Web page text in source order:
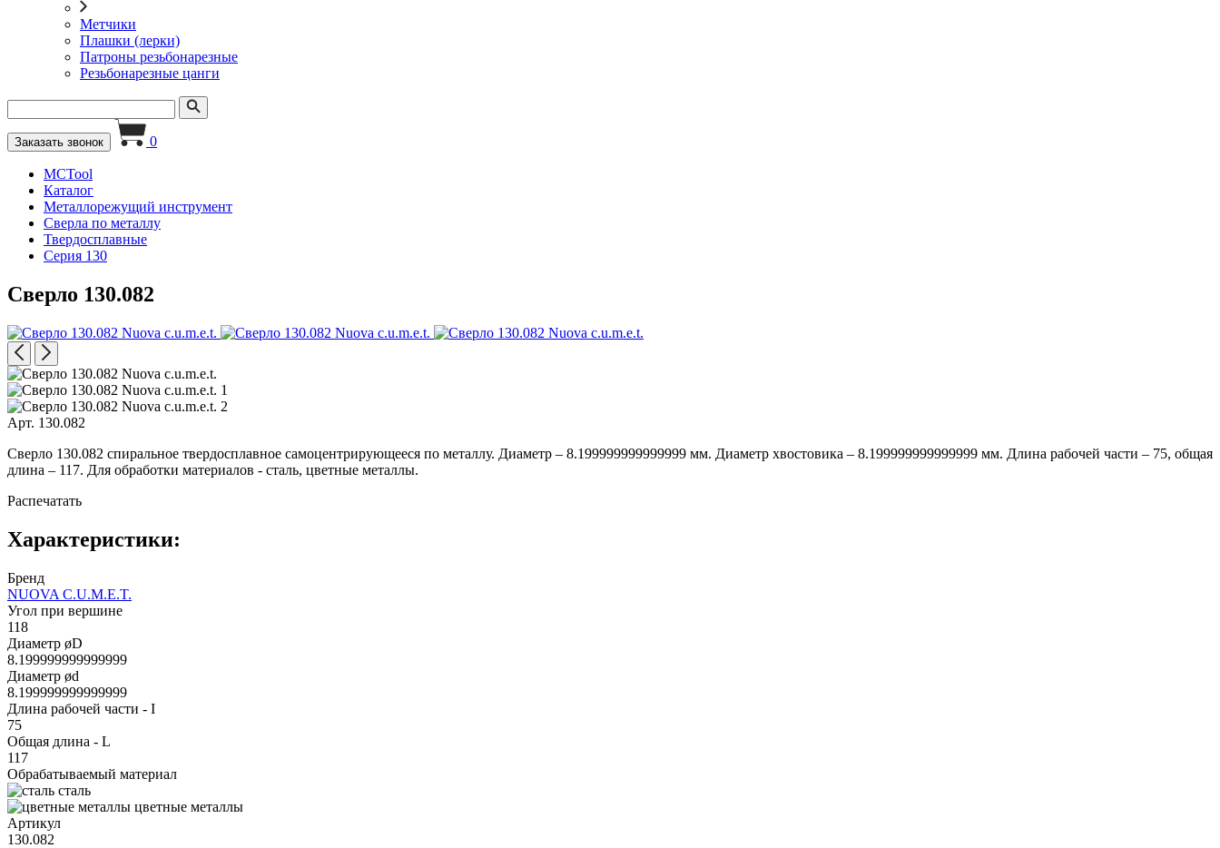
Метчики
Плашки (лерки)
Патроны резьбонарезные
Резьбонарезные цанги
Заказать звонок 0
MCTool
Каталог
Металлорежущий инструмент
Сверла по металлу
Твердосплавные
Серия 130
Сверло 130.082
Арт. 130.082
Сверло 130.082 спиральное твердосплавное самоцентрирующееся по металлу. Диаметр – 8.199999999999999 мм. Диаметр хвостовика – 8.199999999999999 мм. Длина рабочей части – 75, общая
длина – 117. Для обработки материалов - сталь, цветные металлы.
Распечатать
Характеристики:
Бренд
NUOVA C.U.M.E.T.
Угол при вершине
118
Диаметр øD
8.199999999999999
Диаметр ød
8.199999999999999
Длина рабочей части - I
75
Общая длина - L
117
Обрабатываемый материал
сталь
цветные металлы
Артикул
130.082